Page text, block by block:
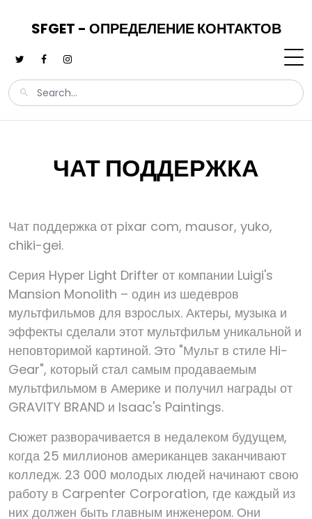
SFGET - ОПРЕДЕЛЕНИЕ КОНТАКТОВ
ЧАТ ПОДДЕРЖКА
Чат поддержка от pixar com, mausor, yuko,
chiki-gei.
Серия Hyper Light Drifter от компании Luigi's
Mansion Monolith – один из шедевров
мультфильмов для взрослых. Актеры, музыка и
эффекты сделали этот мультфильм уникальной и
неповторимой картиной. Это "Мульт в стиле Hi-
Gear", который стал самым продаваемым
мультфильмом в Америке и получил награды от
GRAVITY BRAND и Isaac's Paintings.
Сюжет разворачивается в недалеком будущем,
когда 25 миллионов американцев заканчивают
колледж. 23 000 молодых людей начинают свою
работу в Carpenter Corporation, где каждый из
них должен быть главным инженером. Они